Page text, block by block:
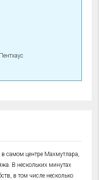
самом центре Махмутлара,
В нескольких минутах
в том числе несколько